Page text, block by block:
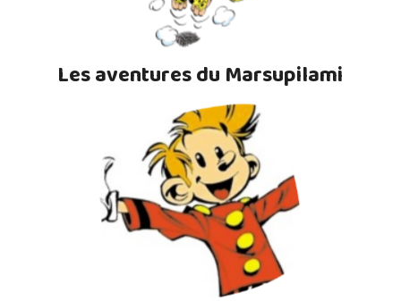
Les aventures du Marsupilami